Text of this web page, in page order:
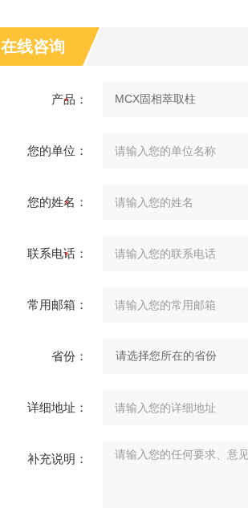
在线咨询
产品：
您的单位：
您的姓名：
联系电话：
常用邮箱：
省份：
详细地址：
补充说明：